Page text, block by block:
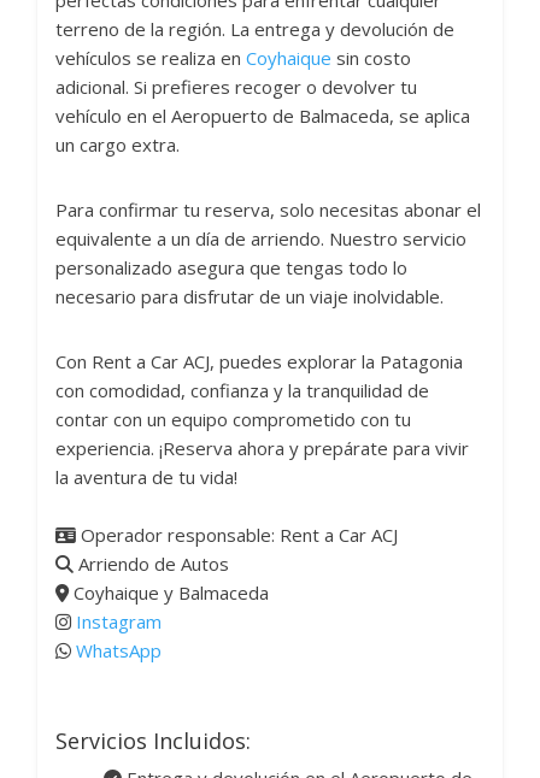
terreno de la región. La entrega y devolución de
vehículos se realiza en Coyhaique sin costo
adicional. Si prefieres recoger o devolver tu
vehículo en el Aeropuerto de Balmaceda, se aplica
un cargo extra.
Para confirmar tu reserva, solo necesitas abonar el
equivalente a un día de arriendo. Nuestro servicio
personalizado asegura que tengas todo lo
necesario para disfrutar de un viaje inolvidable.
Con Rent a Car ACJ, puedes explorar la Patagonia
con comodidad, confianza y la tranquilidad de
contar con un equipo comprometido con tu
experiencia. ¡Reserva ahora y prepárate para vivir
la aventura de tu vida!
Operador responsable: Rent a Car ACJ
Arriendo de Autos
Coyhaique y Balmaceda
Instagram
WhatsApp
Servicios Incluidos: